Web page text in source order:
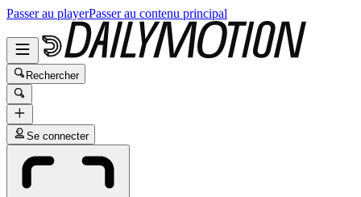
Passer au playerPasser au contenu principal
Rechercher
Se connecter